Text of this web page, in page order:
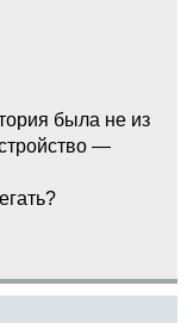
была не из
—